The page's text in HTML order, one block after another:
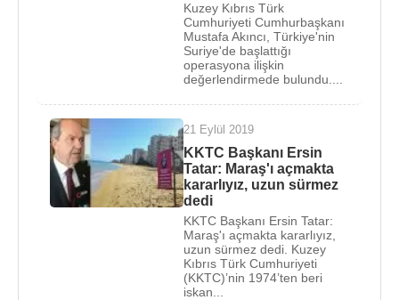
Kuzey Kıbrıs Türk
Cumhuriyeti Cumhurbaşkanı
Mustafa Akıncı, Türkiye'nin
Suriye'de başlattığı
operasyona ilişkin
değerlendirmede bulundu....
21 Eylül 2019
KKTC Başkanı Ersin
Tatar: Maraş'ı açmakta
kararlıyız, uzun sürmez
dedi
KKTC Başkanı Ersin Tatar:
Maraş'ı açmakta kararlıyız,
uzun sürmez dedi. Kuzey
Kıbrıs Türk Cumhuriyeti
(KKTC)’nin 1974’ten beri
iskan...